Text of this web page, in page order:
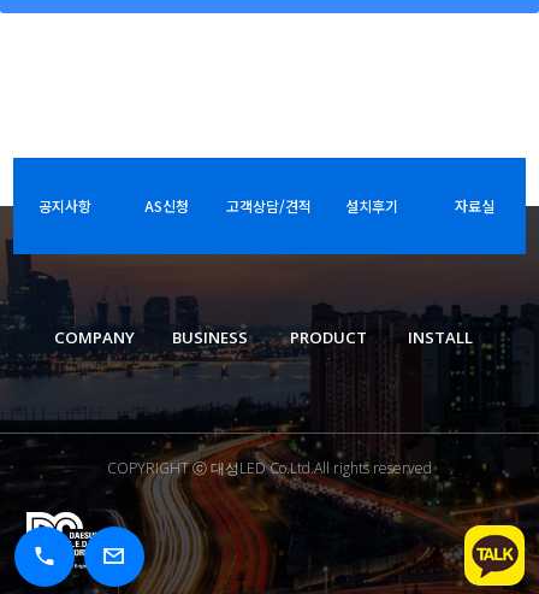
공지사항 AS신청 고객상담/견적 설치후기 자료실
COMPANY BUSINESS PRODUCT INSTALL
COPYRIGHT ⓒ 대성LED Co.Ltd.All rights reserved